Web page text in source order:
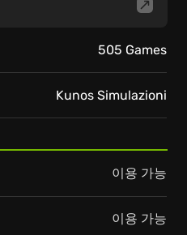
505 Games
Kunos Simulazioni
이용 가능
이용 가능